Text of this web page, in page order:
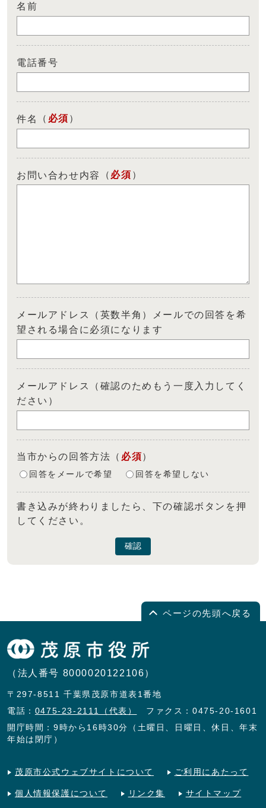
名前
電話番号
件名 （ 必須 ）
お問い合わせ内容 （ 必須 ）
メールアドレス（英数半角）メールでの回答を希
望される場合に必須になります
メールアドレス（確認のためもう一度入力してく
ださい）
当市からの回答方法 （ 必須）
回答をメールで希望 回答を希望しない
書き込みが終わりましたら、下の確認ボタンを押
してください。
確認
ページの先頭へ戻る
（法人番号 8000020122106）
〒297-8511 千葉県茂原市道表1番地
電話： 0475-23-2111（代表）
ファクス：0475-20-1601
開庁時間：9時から16時30分（土曜日、日曜日、休日、年末
年始は閉庁）
茂原市公式ウェブサイトについて ご利用にあたって
個人情報保護について リンク集 サイトマップ